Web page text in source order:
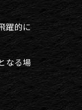
躍的に
なる場